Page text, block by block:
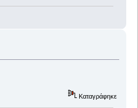
Καταγράφηκε